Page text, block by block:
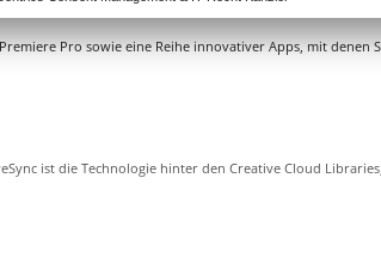
Pro sowie eine Reihe innovativer Apps, mit
ist die Technologie hinter den Creative Cloud